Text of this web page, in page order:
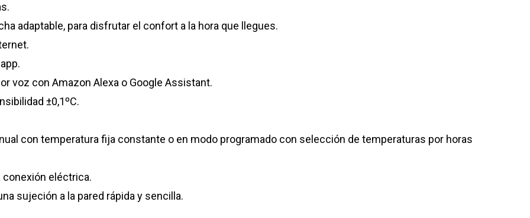
adaptable, para disfrutar el confort a la hora que llegues.
voz con Amazon Alexa o Google Assistant.
±0,1ºC.
con temperatura fija constante o en modo programado con selección de temperaturas por horas
conexión eléctrica.
sujeción a la pared rápida y sencilla.